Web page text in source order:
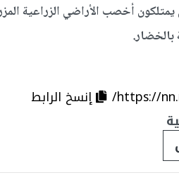
يمتلكون أخصب الأراضي الزراعية
بالخضار.
https://
إنسخ الرابط